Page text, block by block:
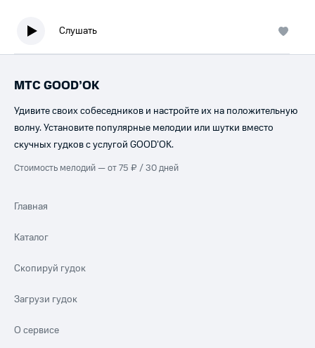
Слушать
МТС GOOD’OK
Удивите своих собеседников и настройте их на положительную
волну. Установите популярные мелодии или шутки вместо
скучных гудков с услугой GOOD’OK.
Стоимость мелодий — от 75 ₽ / 30 дней
Главная
Каталог
Скопируй гудок
Загрузи гудок
О сервисе